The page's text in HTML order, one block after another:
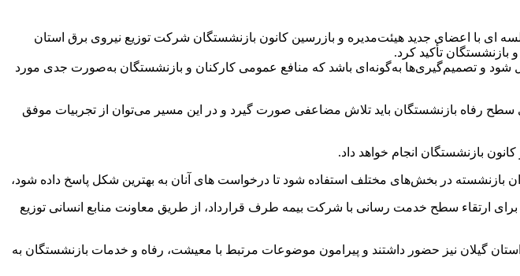
با اعضای جدید هیئت‌مدیره و بازرسین کانون بازنشستگان شرکت توزیع نیروی برق استان
تأکید کرد.
و تصمیم‌گیری‌ها به‌گونه‌ای باشد که منافع عمومی کارکنان و بازنشستگان به‌صورت جدی مورد
سطح رفاه بازنشستگان باید تلاش مضاعفی صورت گیرد و در این مسیر می‌توان از تجربیات موفق
بازنشستگان انجام خواهد داد.
بازنشسته‌ در بخش‌های مختلف استفاده شود تا درخواست های آنان به بهترین شکل پاسخ داده شود،
ارتقاء سطح خدمت رسانی با شرکت بیمه طرف قرارداد، از طریق معاونت منابع انسانی توزیع
گیلان نیز حضور داشتند و پیرامون موضوعات مرتبط با معیشت، رفاه و خدمات بازنشستگان به